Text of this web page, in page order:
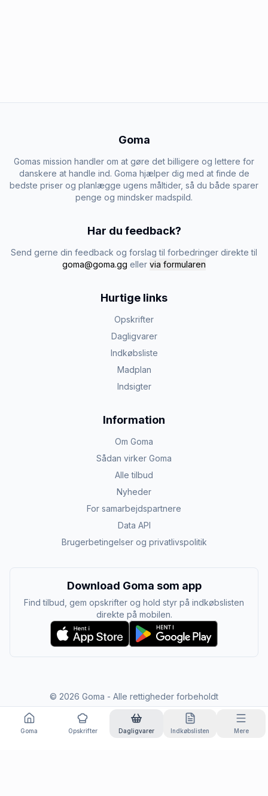
Goma
Gomas mission handler om at gøre det billigere og lettere for
danskere at handle ind. Goma hjælper dig med at finde de
bedste priser og planlægge ugens måltider, så du både sparer
penge og mindsker madspild.
Har du feedback?
Send gerne din feedback og forslag til forbedringer direkte til
goma@goma.gg eller via formularen
Hurtige links
Opskrifter
Dagligvarer
Indkøbsliste
Madplan
Indsigter
Information
Om Goma
Sådan virker Goma
Alle tilbud
Nyheder
For samarbejdspartnere
Data API
Brugerbetingelser og privatlivspolitik
Download Goma som app
Find tilbud, gem opskrifter og hold styr på indkøbslisten
direkte på mobilen.
© 2026 Goma - Alle rettigheder forbeholdt
Goma Opskrifter Dagligvarer Indkøbslisten Mere